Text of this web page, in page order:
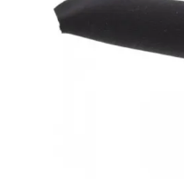
Гидрокостюмы Сарган
Гидрокостюмы
Гидрокостюм Epsealon